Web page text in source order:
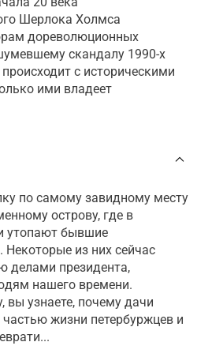
Шерлока Холмса
дореволюционных
скандалу 1990-х
с историческими
ими владеет
по самому завидному месту
острову, где в
утопают бывшие
Некоторые из них сейчас
делами президента,
нашего времени.
вы узнаете, почему дачи
жизни петербуржцев и